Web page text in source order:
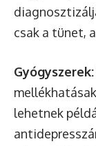
csak a tünet,
Gyógyszerek:
lehetnek